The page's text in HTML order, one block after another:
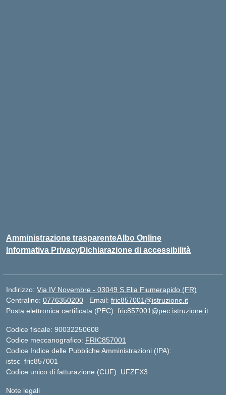
Amministrazione trasparenteAlbo Online
Informativa PrivacyDichiarazione di accessibilità
Indirizzo: Via IV Novembre - 03049 S.Elia Fiumerapido (FR)
Centralino: 0776350200 Email: fric857001@istruzione.it
Posta elettronica certificata (PEC): fric857001@pec.istruzione.it
Codice fiscale: 90032250608
Codice meccanografico: FRIC857001
Codice Indice delle Pubbliche Amministrazioni (IPA):
istsc_fric857001
Codice unico di fatturazione (CUF): UFZFX3
Note legali